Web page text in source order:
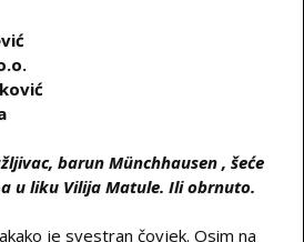
barun Münchhausen , šeće
u liku Vilija Matule. Ili obrnuto.
je svestran čovjek. Osim na